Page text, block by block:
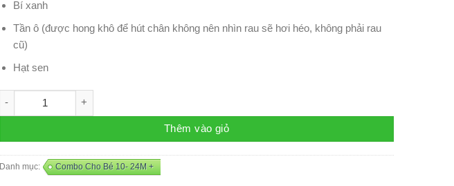
Bí xanh
Tần ô (được hong khô để hút chân không nên nhìn rau sẽ hơi héo, không phải rau
cũ)
Hạt sen
Thêm vào giỏ
Danh mục: Combo Cho Bé 10- 24M +